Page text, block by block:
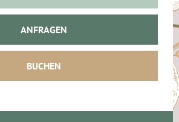
ANFRAGEN
BUCHEN